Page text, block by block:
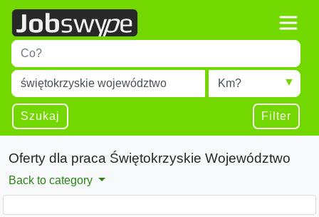
Title
Type 1 or more characters for results.
Miejscowość
Type 1 or more characters for results.
Radius
Szukaj Filter
Oferty dla praca Świętokrzyskie Województwo
Back to category